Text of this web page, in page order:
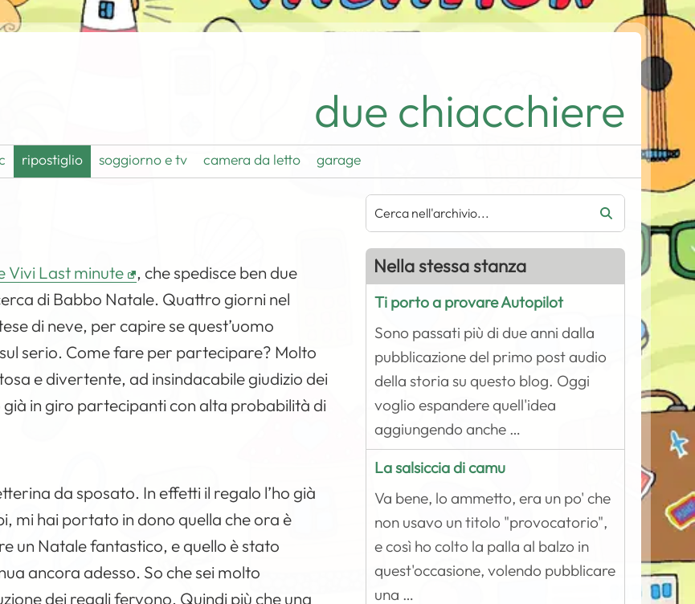
due chiacchiere
ripostiglio soggiorno e tv camera da letto garage
Vivi Last minute
, che spedisce ben due
di Babbo Natale. Quattro giorni nel
di neve, per capire se quest’uomo
serio. Come fare per partecipare? Molto
e divertente, ad insindacabile giudizio dei
in giro partecipanti con alta probabilità di
da sposato. In effetti il regalo l’ho già
mi hai portato in dono quella che ora è
un Natale fantastico, e quello è stato
ancora adesso. So che sei molto
dei regali fervono. Quindi più che una
Nella stessa stanza
Ti porto a provare Autopilot
Sono passati più di due anni dalla
pubblicazione del primo post audio
della storia su questo blog. Oggi
voglio espandere quell'idea
aggiungendo anche …
La salsiccia di camu
Va bene, lo ammetto, era un po' che
non usavo un titolo "provocatorio",
e così ho colto la palla al balzo in
quest'occasione, volendo pubblicare
una …